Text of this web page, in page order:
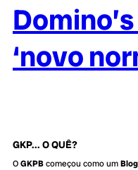
‘novo
GKP... O QUÊ?
OGKPBcomeçou como um